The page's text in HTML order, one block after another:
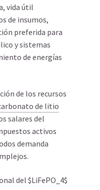
vida útil
de insumos,
preferida para
y sistemas
de energías
de los recursos
de litio
salares del
activos
demanda
del $LiFePO_4$